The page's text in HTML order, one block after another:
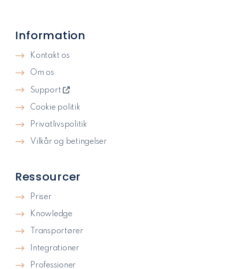
Ressourcer
Priser
Knowledge
Transportører
Integrationer
Professioner
Information
Kontakt os
Om os
Support
Cookie politik
Privatlivspolitik​
Vilkår og betingelser